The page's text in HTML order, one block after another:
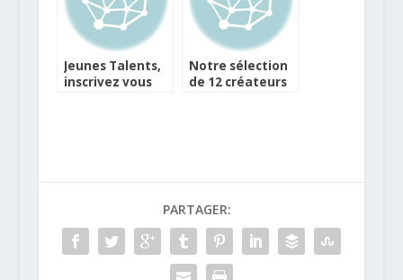
Jeunes Talents,
inscrivez vous
Notre sélection
de 12 créateurs
PARTAGER: